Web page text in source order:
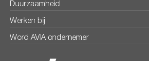
Duurzaamheid
Werken bij
Word AVIA ondernemer